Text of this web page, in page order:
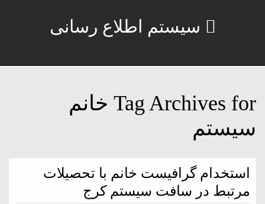
سیستم اطلاع رسانی
Tag Archives for خانم
سیستم
استخدام گرافیست خانم با تحصیلات
مرتبط در سافت سیستم کرج